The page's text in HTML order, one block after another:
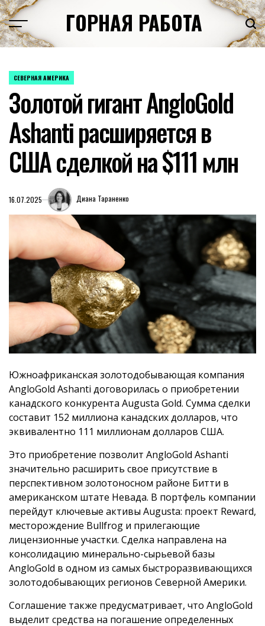
Перейти
к
содержимому
ГОРНАЯ РАБОТА
ОПУБЛИКОВАНО
СЕВЕРНАЯ АМЕРИКА
Золотой гигант AngloGold
Ashanti расширяется в
США сделкой на $111 млн
16.07.2025 Диана Тараненко
Южноафриканская золотодобывающая компания
AngloGold Ashanti договорилась о приобретении
канадского конкурента Augusta Gold. Сумма сделки
составит 152 миллиона канадских долларов, что
эквивалентно 111 миллионам долларов США.
Это приобретение позволит AngloGold Ashanti
значительно расширить свое присутствие в
перспективном золотоносном районе Битти в
американском штате Невада. В портфель компании
перейдут ключевые активы Augusta: проект Reward,
месторождение Bullfrog и прилегающие
лицензионные участки. Сделка направлена на
консолидацию минерально-сырьевой базы
AngloGold в одном из самых быстроразвивающихся
золотодобывающих регионов Северной Америки.
Соглашение также предусматривает, что AngloGold
выделит средства на погашение определенных